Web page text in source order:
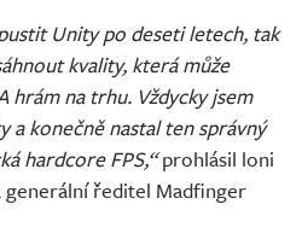
Unity po deseti letech, tak
kvality, která může
hrám na trhu. Vždycky jsem
konečně nastal ten správný
hardcore FPS,“prohlásil loni
generální ředitel Madfinger